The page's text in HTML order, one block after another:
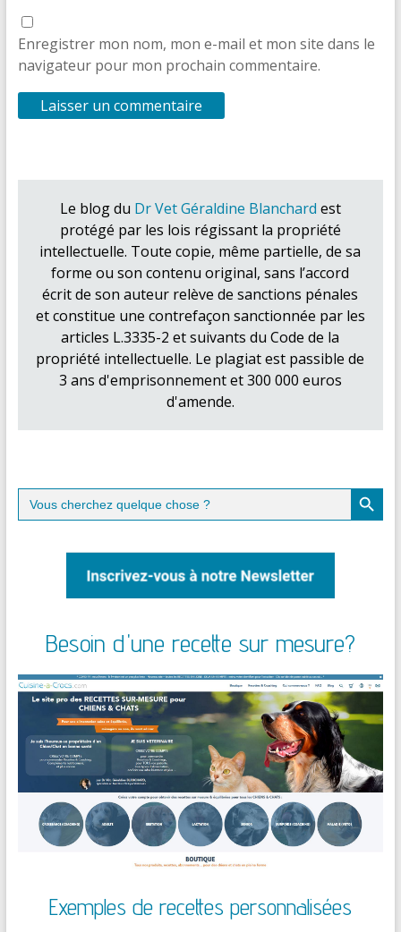
Enregistrer mon nom, mon e-mail et mon site dans le
navigateur pour mon prochain commentaire.
Le blog du Dr Vet Géraldine Blanchard est
protégé par les lois régissant la propriété
intellectuelle. Toute copie, même partielle, de sa
forme ou son contenu original, sans l’accord
écrit de son auteur relève de sanctions pénales
et constitue une contrefaçon sanctionnée par les
articles L.3335-2 et suivants du Code de la
propriété intellectuelle. Le plagiat est passible de
3 ans d'emprisonnement et 300 000 euros
d'amende.
Search
for:
Search Button
Besoin d'une recette sur mesure?
Exemples de recettes personnalisées